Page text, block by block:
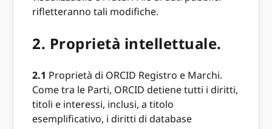
rifletteranno tali modifiche.
2. Proprietà intellettuale.
2.1 Proprietà di ORCID Registro e Marchi.
Come tra le Parti, ORCID detiene tutti i diritti,
titoli e interessi, inclusi, a titolo
esemplificativo, i diritti di database